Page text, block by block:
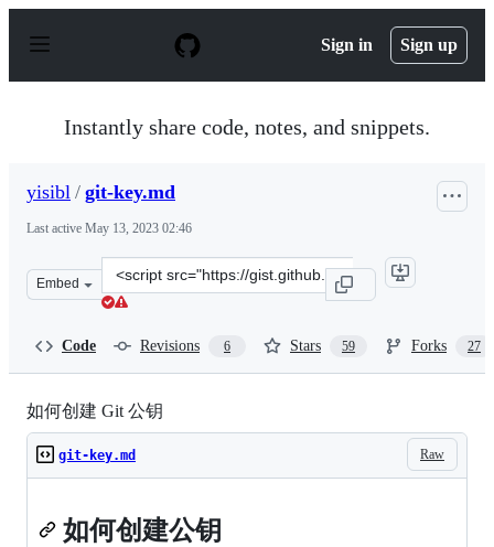
p
Sign in Sign up
Instantly share code, notes, and snippets.
yisibl / git-key.md
Last active May 13, 2023 02:46
Embed
Clone
this
Code Revisions 6 Stars 59 Forks 27
如何创建 Git 公钥
Raw
git-key.md
如何创建公钥